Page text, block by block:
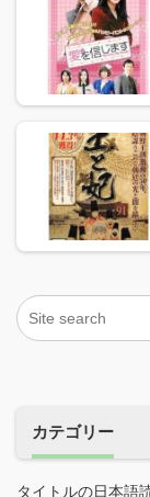
カテゴリー
タイトルの日本語